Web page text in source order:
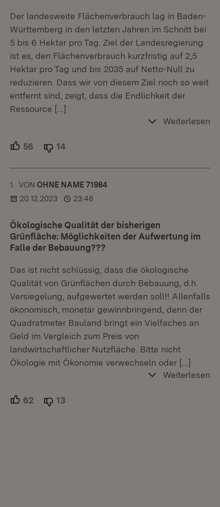
Der landesweite Flächenverbrauch lag in Baden-
Württemberg in den letzten Jahren im Schnitt bei
5 bis 6 Hektar pro Tag. Ziel der Landesregierung
ist es, den Flächenverbrauch kurzfristig auf 2,5
Hektar pro Tag und bis 2035 auf Netto-Null zu
reduzieren. Dass wir von diesem Ziel noch so weit
entfernt sind, zeigt, dass die Endlichkeit der
Ressource […]
Weiterlesen
56 Unterstützer.
14
1. KOMMENTAR
VON :OHNE NAME 71984
20.12.2023
23:48
Ökologische Qualität der bisherigen
Grünfläche: Möglichkeiten der Aufwertung im
Falle der Bebauung???
Das ist nicht schlüssig, dass die ökologische
Qualität von Grünflächen durch Bebauung, d.h.
Versiegelung, aufgewertet werden soll!! Allenfalls
ökonomisch, monetär gewinnbringend, denn der
Quadratmeter Bauland bringt ein Vielfaches an
Geld im Vergleich zum Preis von
landwirtschaftlicher Nutzfläche. Bitte nicht
Ökologie mit Ökonomie verwechseln oder […]
Weiterlesen
62 Unterstützer.
13